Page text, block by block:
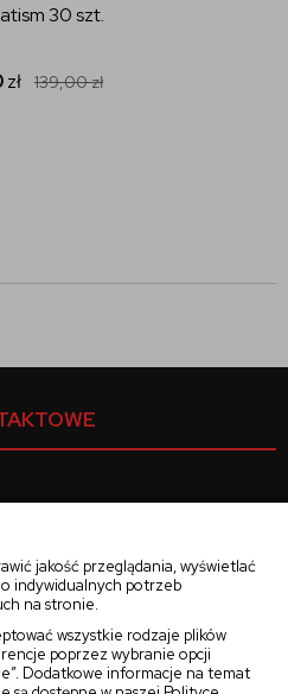
jakość przeglądania, wyświetlać
indywidualnych potrzeb
na stronie.
wszystkie rodzaje plików
poprzez wybranie opcji
Dodatkowe informacje na temat
30 szt.
zł 139,00zł